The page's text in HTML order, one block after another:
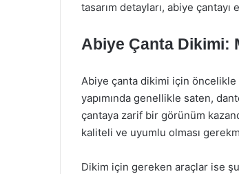
tasarım detayları, abiye
Abiye Çanta Dikimi:
Abiye çanta dikimi için
yapımında genellikle saten,
çantaya zarif bir görünüm
kaliteli ve uyumlu olması
Dikim için gereken araçlar ise